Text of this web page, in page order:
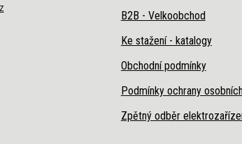
B2B - Velkoobchod
Ke stažení - katalogy
Obchodní podmínky
Podmínky ochrany
Zpětný odběr